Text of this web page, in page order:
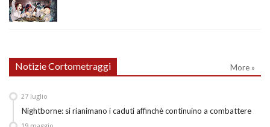
Notizie Cortometraggi More »
Nightborne: si rianimano i caduti affinchè continuino a combattere
27 luglio